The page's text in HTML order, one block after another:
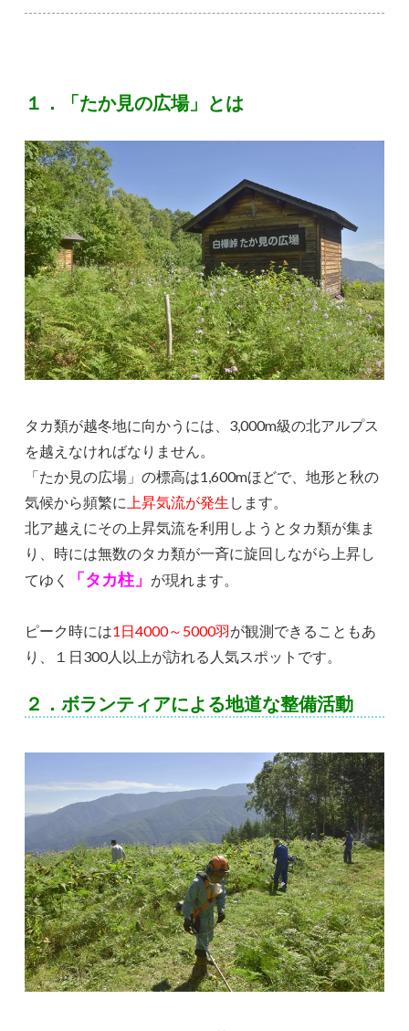
１．「たか見の広場」とは
タカ類が越冬地に向かうには、3,000m級の北アルプス
を越えなければなりません。
「たか見の広場」の標高は1,600mほどで、地形と秋の
気候から頻繁に 上昇気流が発生 します。
北ア越えにその上昇気流を利用しようとタカ類が集ま
り、時には無数のタカ類が一斉に旋回しながら上昇し
てゆく
「タカ柱」 が現れます。
ピーク時には1日4000～5000羽が観測できることもあ
り、１日300人以上が訪れる人気スポットです。
２．ボランティアによる地道な整備活動